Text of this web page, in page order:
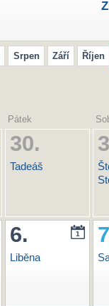
Srpen Září Říjen
Pátek
30.
Tadeáš
1
6.
Liběna